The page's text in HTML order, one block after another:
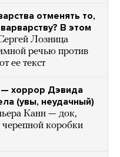
отменять то,
В этом
Лозница
речью против
ее текст
— хоррор Дэвида
(увы, неудачный)
Канн — док,
черепной коробки